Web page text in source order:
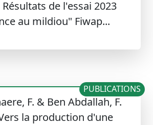
de l'essai 2023
au mildiou" Fiwap...
F. & Ben Abdallah, F.
la production d'une
PUBLICATIONS